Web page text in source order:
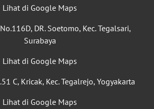
Lihat di Google Maps
DR. Soetomo, Kec. Tegalsari,
Surabaya
Lihat di Google Maps
C, Kricak, Kec. Tegalrejo, Yogyakarta
Lihat di Google Maps